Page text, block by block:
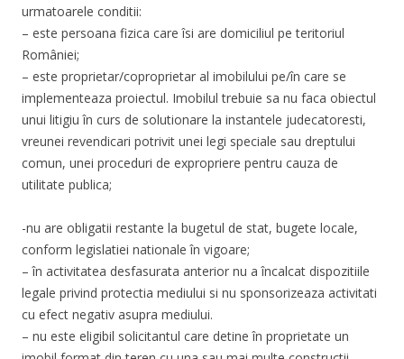
urmatoarele conditii:
– este persoana fizica care îsi are domiciliul pe teritoriul
României;
– este proprietar/coproprietar al imobilului pe/în care se
implementeaza proiectul. Imobilul trebuie sa nu faca obiectul
unui litigiu în curs de solutionare la instantele judecatoresti,
vreunei revendicari potrivit unei legi speciale sau dreptului
comun, unei proceduri de expropriere pentru cauza de
utilitate publica;
-nu are obligatii restante la bugetul de stat, bugete locale,
conform legislatiei nationale în vigoare;
– în activitatea desfasurata anterior nu a încalcat dispozitiile
legale privind protectia mediului si nu sponsorizeaza activitati
cu efect negativ asupra mediului.
– nu este eligibil solicitantul care detine în proprietate un